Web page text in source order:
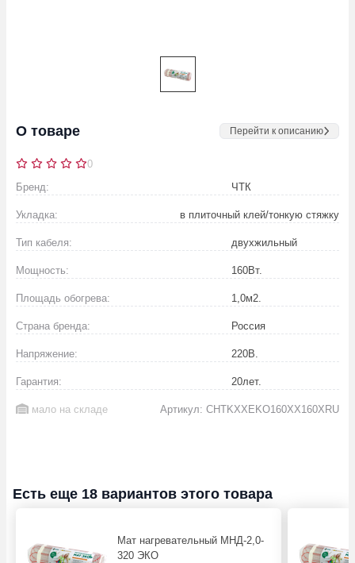
О товаре Перейти к описанию
0
Бренд:
ЧТК
Укладка: в плиточный клей/тонкую стяжку
Тип кабеля: двухжильный
Мощность: 160Вт.
Площадь обогрева: 1,0м2.
Страна бренда: Россия
Напряжение: 220В.
Гарантия: 20лет.
мало на складе Артикул: CHTKXXEKO160XX160XRU
Есть еще 18 вариантов этого товара
Мат нагревательный МНД-2,0-
320 ЭКО